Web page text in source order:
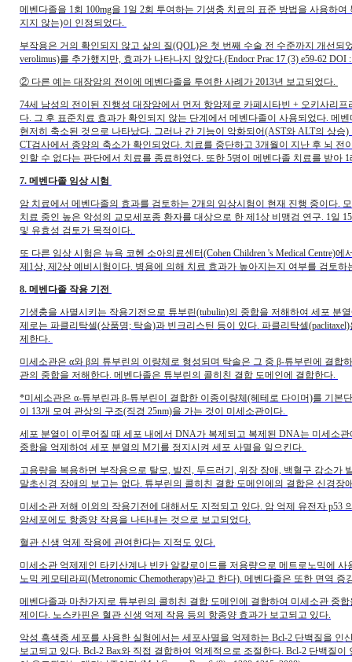
메벤다졸을 1회 100mg을 1일 2회 투여하는 기생충 치료의 표준 방법을 사용하
지지 않는)이 인정되었다.
부작용은 거의 확인되지 않고 삶의 질(QOL)은 첫 번째 수술 전 수준까지 개선
verolimus)를 추가했지만, 효과가 나타나지 않았다.(Endocr Prac 17 (3) e59-62 DOI :
② 다른 예는 대장암의 전이에 메벤다졸을 투여한 사례가 2013년 보고되었다.
74세 남성의 전이된 진행성 대장암에서 먼저 항암제로 카페시타빈 + 오키사리
다. 그 후 표준치료 효과가 확인되지 않는 단계에서 메벤다졸이 사용되었다. 메
현저히 축소된 것으로 나타났다. 그러나 간 기능이 악화되어(AST와 ALT의 상
CT검사에서 종양의 축소가 확인되었다. 치료를 중단하고 3개월이 지난 후 뇌
인할 수 없다는 판단에서 치료를 종료하였다. 또한 5명이 메벤다졸 치료를 받아
7. 메벤다졸 임상 시험
암 치료에서 메벤다졸의 효과를 검토하는 2개의 임상시험이 현재 진행 중이다.
치료 중인 높은 악성의 교모세포종 환자를 대상으로 한 제1상 비맹검 연구. 1일
및 유효성 검토가 목적이다.
또 다른 임상 시험은 뉴욕 코헨 소아의료센터(Cohen Children 's Medical
제1상, 제2상 예비시험이다. 병용에 의해 치료 효과가 높아지는지 여부를 검토
8. 메벤다졸 작용 기전
기생충을 사멸시키는 작용기전으로 튜부린(tubulin)의 중합을 저해하여 세포
제로는 파클리탁셀(상품명; 탁솔)과 빈크리스틴 등이 있다. 파클리탁셀
제한다.
미세소관은 α와 β의 튜부린의 이량체로 형성되며 탁솔은 그 중 β-튜부린에 결
관의 중합을 저해한다. 메벤다졸은 튜부린의 콜히친 결합 도메인에 결합한다.
*미세소관은 α-튜부린과 β-튜부린이 결합한 이종이량체(헤테로 다이머)를 기
이 13개 모여 관상의 구조(직경 25nm)을 가는 것이 미세소관이다.
세포 분열이 이루어질 때 세포 내에서 DNA가 복제되고 복제된 DNA는 미세소
중합을 억제하여 세포 분열의 M기를 정지시켜 세포 사멸을 일으킨다.
고용량을 복용하면 부작용으로 탈모, 발진, 두드러기, 위장 장애, 백혈구 감소
말초신경 장애의 보고는 없다. 튜부린의 콜히친 결합 도메인에의 결합은 신경
미세소관 저해 이외의 작용기전에 대해서도 지적되고 있다. 암 억제 유전자
암세포에도 항종양 작용을 나타내는 것으로 보고되었다.
혈관 신생 억제 작용에 관여한다는 지적도 있다.
미세소관 억제제인 타키산계나 빈카 알칼로이드를 저용량으로 메트로노믹에
노믹 케모테라피(Metronomic Chemotherapy)라고 한다). 메벤다졸은 또한 면역 증
메벤다졸과 마찬가지로 튜부린의 콜히친 결합 도메인에 결합하여 미세소관 중
제이다. 노스카핀은 혈관 신생 억제 작용 등의 항종양 효과가 보고되고 있다.
악성 흑색종 세포를 사용한 실험에서는 세포사멸을 억제하는 Bcl-2 단백질을
보고되고 있다. Bcl-2 Bax와 직접 결합하여 억제적으로 조절한다. Bcl-2 단백질